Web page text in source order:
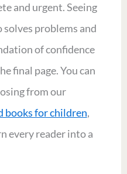
and urgent. Seeing
solves problems and
of confidence
final page. You can
from our
books for children,
every reader into a